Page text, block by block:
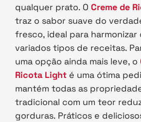
qualquer prato. O Creme de
traz o sabor suave do
fresco, ideal para harmonizar
variados tipos de receitas.
uma opção ainda mais leve, o
Ricota Light é uma ótima
mantém todas as
tradicional com um teor
gorduras. Práticos e